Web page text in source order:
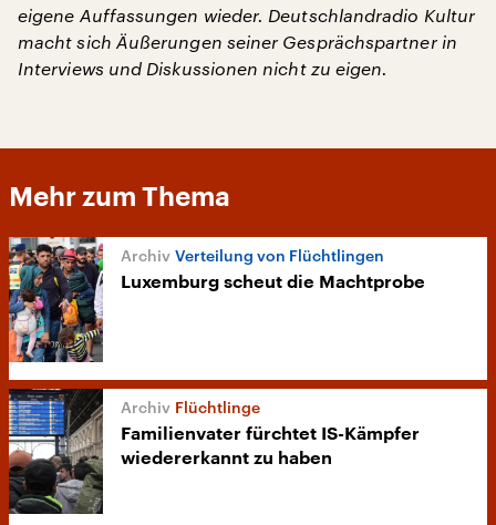
eigene Auffassungen wieder. Deutschlandradio Kultur
macht sich Äußerungen seiner Gesprächspartner in
Interviews und Diskussionen nicht zu eigen.
Mehr zum Thema
Verteilung von Flüchtlingen
Luxemburg scheut die Machtprobe
Flüchtlinge
Familienvater fürchtet IS-Kämpfer
wiedererkannt zu haben